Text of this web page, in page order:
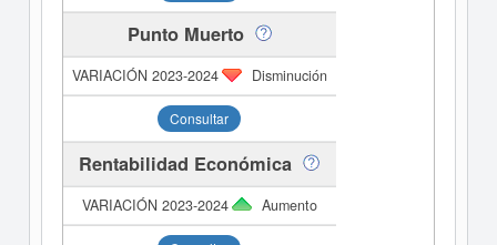
Punto Muerto
Disminución
Consultar
Rentabilidad Económica
Aumento